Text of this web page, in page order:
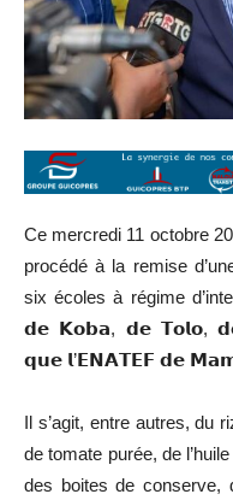
Ce mercredi 11 octobre
procédé à la remise
six écoles à régime
𝗱𝗲 𝗞𝗼𝗯𝗮, 𝗱𝗲 𝗧𝗼𝗹𝗼,
𝗾𝘂𝗲 𝗹’𝗘𝗡𝗔𝗧𝗘𝗙 𝗱𝗲
Il s’agit, entre autres, du
de tomate purée, de
des boites de conserve,